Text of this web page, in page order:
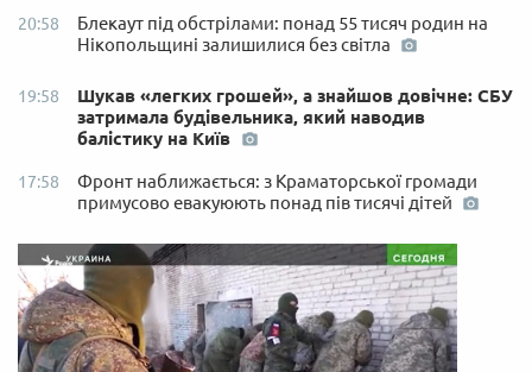
20:58
Блекаут під обстрілами: понад 55 тисяч родин на
Нікопольщині залишилися без світла
19:58
Шукав «легких грошей», а знайшов довічне: СБУ
затримала будівельника, який наводив
балістику на Київ
17:58
Фронт наближається: з Краматорської громади
примусово евакуюють понад пів тисячі дітей